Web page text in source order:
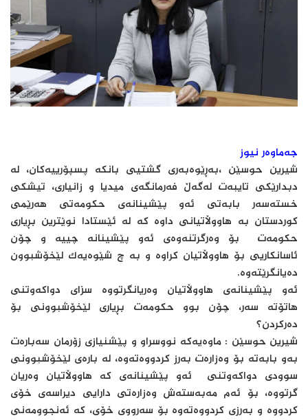
جەماوەر نیوز
شیرین حوسێن ،به‌ڕێوه‌به‌ری گشتیی بانكه‌ پسپۆرییه‌كان، له‌
دبدارێكی تایبه‌ت له‌گه‌ڵ فه‌رمانگه‌ی میدیا و زانیاری، تیشكی
خسته‌سه‌ر بابه‌تی ئه‌و پێشینانه‌ی حكومه‌تی هه‌رێمی
كوردستان به‌ هاووڵاتیانی داوه‌ كه‌ له‌ ئێستادا نوێترین بڕیاری
حكومه‌ت بۆ وه‌رگرتنه‌وه‌ی ئه‌و پێشینانه‌ چییه ‌و چۆن
ئاسانكاریی بۆ هاووڵاتیان كراوه‌ و به‌ چ شێوه‌یه‌ك لێخۆشبوون
ده‌یانگرێته‌وه‌.
ئه‌و پێشینانه‌ی هاووڵاتیان وه‌ریانگرتووه‌ سزای دواكه‌وتنی
هاتۆته‌ سه‌ر، چۆن بوو حكومه‌ت بڕیاری لێخۆشبوونی بۆ
ده‌ركردن؟
شیرین حوسێن : ماوه‌یه‌كه‌ نووسراو و پێشنیازی زۆرمان سه‌باره‌ت
به‌و بابه‌ته‌ بۆ وه‌زاره‌ت به‌رز كردووه‌ته‌وه‌، له‌ باره‌ی لێخۆشبوونی
سوودی دواكه‌وتنی ئه‌و پێشینانه‌ی كه‌ هاووڵاتیان وه‌ریان
گرتووه‌، بۆ ئه‌م مه‌به‌سته‌ش وه‌زاره‌تی دارایی دیراسه‌ی خۆی
كردووه‌ و به‌رزی كردووه‌ته‌وه‌ بۆ سه‌رووی خۆی، كه‌ ئه‌نجوومه‌نی